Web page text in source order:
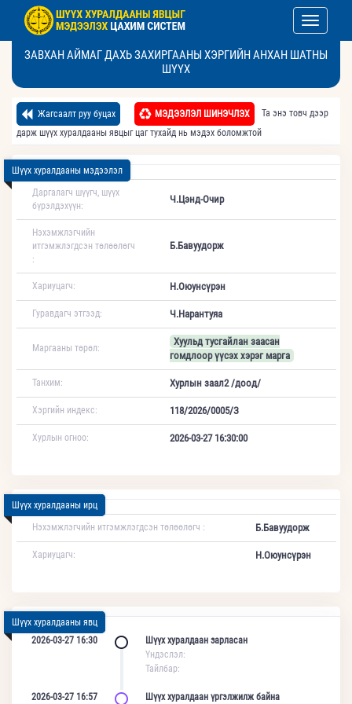
Toggle
ЗАВХАН АЙМАГ ДАХЬ ЗАХИРГААНЫ ХЭРГИЙН АНХАН ШАТНЫ
ШҮҮХ
Жагсаалт руу буцах МЭДЭЭЛЭЛ ШИНЭЧЛЭХ
Та энэ товч дээр
дарж шүүх хуралдааны явцыг цаг тухайд нь мэдэх боломжтой
Шүүх хуралдааны мэдээлэл
Даргалагч шүүгч, шүүх
бүрэлдэхүүн:
Ч.Цэнд-Очир
Нэхэмжлэгчийн
итгэмжлэгдсэн төлөөлөгч
:
Б.Бавуудорж
Хариуцагч: Н.Оюунсүрэн
Гуравдагч этгээд: Ч.Нарантуяа
Маргааны төрөл:
Хуульд тусгайлан заасан
гомдлоор үүсэх хэрэг марга
Танхим: Хурлын заал2 /доод/
Хэргийн индекс: 118/2026/0005/З
Хурлын огноо: 2026-03-27 16:30:00
Шүүх хуралдааны ирц
Нэхэмжлэгчийн итгэмжлэгдсэн төлөөлөгч :
Б.Бавуудорж
Хариуцагч: Н.Оюунсүрэн
Шүүх хуралдааны явц
2026-03-27 16:30
Шүүх хуралдаан зарласан
Үндэслэл:
Тайлбар:
2026-03-27 16:57 Шүүх хуралдаан үргэлжилж байна